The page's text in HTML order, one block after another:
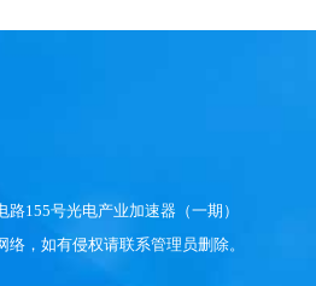
155号光电产业加速器（一期）
，如有侵权请联系管理员删除。